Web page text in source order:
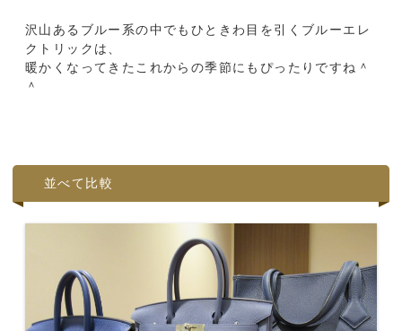
沢山あるブルー系の中でもひときわ目を引くブルーエレ
クトリックは、
暖かくなってきたこれからの季節にもぴったりですね＾
＾
並べて比較